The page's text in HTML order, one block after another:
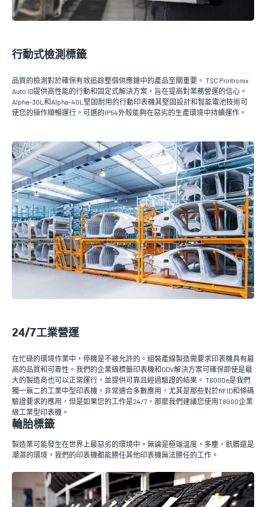
行動式檢測標籤
品質的檢測對於確保有效追踪整個供應鏈中的產品至關重要。 TSC Printronix
Auto ID提供高性能的行動和固定式解決方案，旨在提高對業務營運的信心。
Alpha-30L和Alpha-40L堅固耐用的行動印表機其堅固設計和智能電池技術可
使您的操作順暢運行。可選的IP54外殼能夠在惡劣的生產環境中持續運作。
24/7工業營運
在忙碌的環境作業中，停機是不被允許的。組裝產線製造需要求印表機具有最
高的品質和可靠性。我們的企業級標籤印表機和ODV解決方案可確保即使是最
大的製造商也可以正常運行，並提供可靠且經過驗證的結果。 T6000e是我們
獨一無二的工業中型印表機，非常適合多數應用，尤其是那些對於RFID和條碼
驗證要求的應用，但是如果您的工作是24/7，那麼我們建議您使用T8000企業
級工業型印表機。
輪胎標籤
製造業可能發生在世界上最惡劣的環境中。無論是極端溫度，多塵，骯髒還是
潮濕的環境，我們的印表機都能勝任其他印表機無法勝任的工作。